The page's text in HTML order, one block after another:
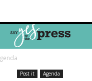
Post it Agenda